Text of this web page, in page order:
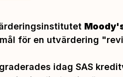
för en utvärdering
idag SAS